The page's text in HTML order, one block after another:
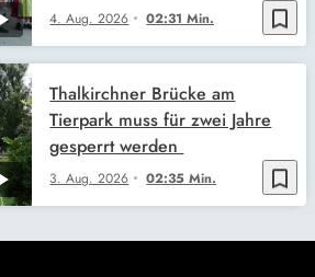
bookmark_border
4. Aug. 2026 02:31 Min.
bookmark_border
3. Aug. 2026 02:35 Min.
Thalkirchner Brücke am
Tierpark muss für zwei Jahre
gesperrt werden